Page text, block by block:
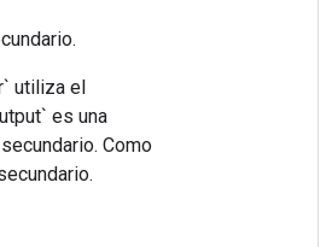
utiliza el
es una
Como